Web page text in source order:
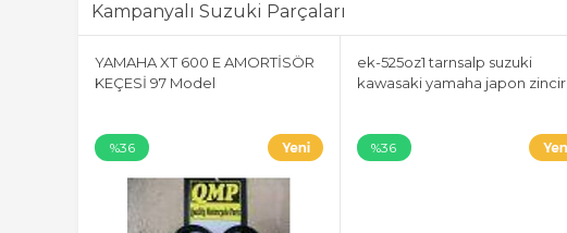
Kampanyalı Suzuki Parçaları
YAMAHA XT 600 E AMORTİSÖR
KEÇESİ 97 Model
%36
ek-525oz1 tarnsalp suzuki
kawasaki yamaha japon zincir
%36